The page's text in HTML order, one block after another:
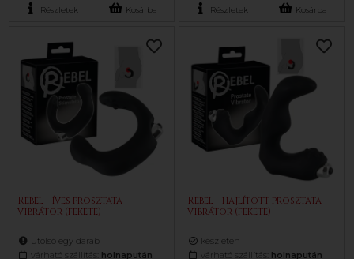
Részletek Kosárba Részletek Kosárba
Rebel - íves prosztata
vibrátor (fekete)
utolsó egy darab
várható szállítás: holnapután
Rebel - hajlított prosztata
vibrátor (fekete)
készleten
várható szállítás: holnapután